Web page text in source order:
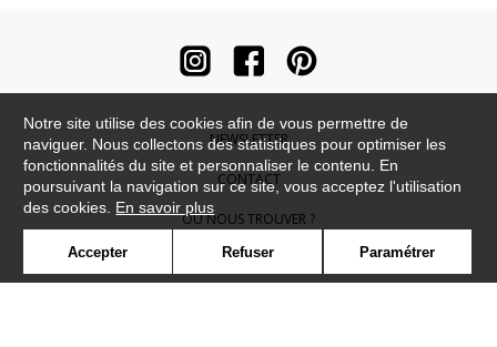
NEWSLETTER
CONTACT
OÙ NOUS TROUVER ?
CONTRACT
Notre site utilise des cookies afin de vous permettre de
naviguer. Nous collectons des statistiques pour optimiser les
fonctionnalités du site et personnaliser le contenu. En
poursuivant la navigation sur ce site, vous acceptez l'utilisation
des cookies. En savoir plus
Accepter Refuser Paramétrer